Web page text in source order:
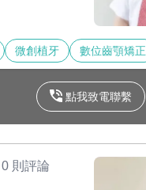
微創植牙 數位齒顎矯正
點我致電聯繫
0 則評論